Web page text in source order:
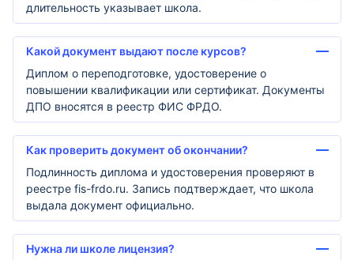
длительность указывает школа.
Какой документ выдают после курсов?
Диплом о переподготовке, удостоверение о
повышении квалификации или сертификат. Документы
ДПО вносятся в реестр ФИС ФРДО.
Как проверить документ об окончании?
Подлинность диплома и удостоверения проверяют в
реестре fis-frdo.ru. Запись подтверждает, что школа
выдала документ официально.
Нужна ли школе лицензия?